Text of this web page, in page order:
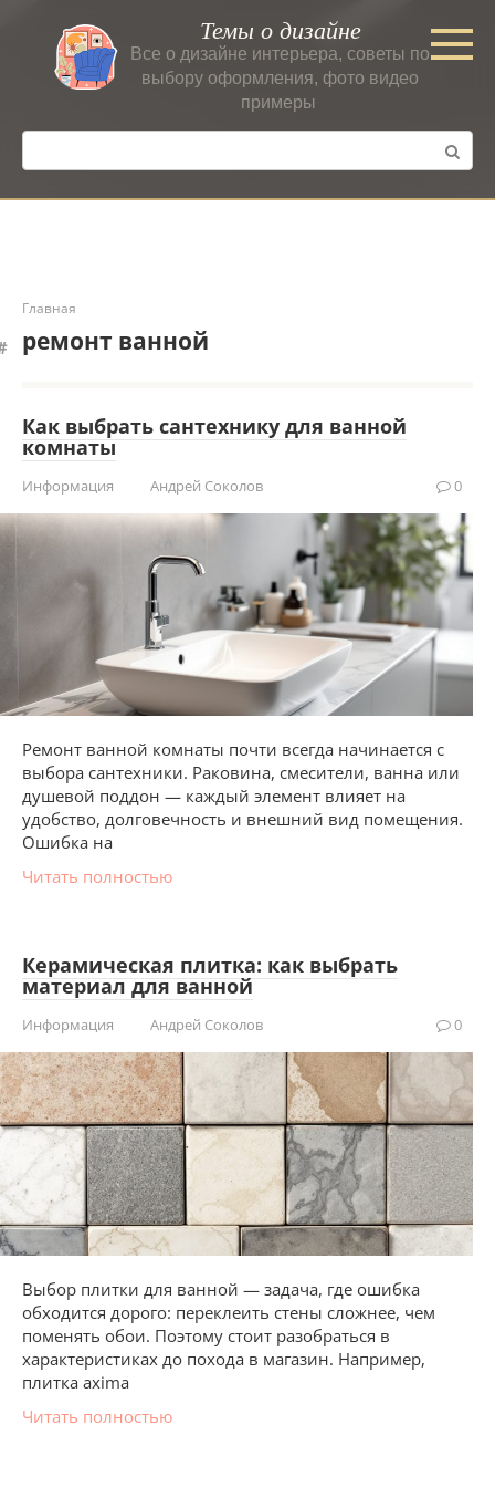
контенту
Темы о дизайне
Все о дизайне интерьера, советы по
выбору оформления, фото видео
примеры
Поиск:
Главная
ремонт ванной
Как выбрать сантехнику для ванной
комнаты
Информация Андрей Соколов 0
Ремонт ванной комнаты почти всегда начинается с
выбора сантехники. Раковина, смесители, ванна или
душевой поддон — каждый элемент влияет на
удобство, долговечность и внешний вид помещения.
Ошибка на
Читать полностью
Керамическая плитка: как выбрать
материал для ванной
Информация Андрей Соколов 0
Выбор плитки для ванной — задача, где ошибка
обходится дорого: переклеить стены сложнее, чем
поменять обои. Поэтому стоит разобраться в
характеристиках до похода в магазин. Например,
плитка axima
Читать полностью